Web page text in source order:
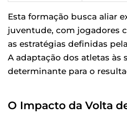
Esta formação busca aliar
juventude, com jogadores
as estratégias definidas
A adaptação dos atletas às
determinante para o
O Impacto da Volta